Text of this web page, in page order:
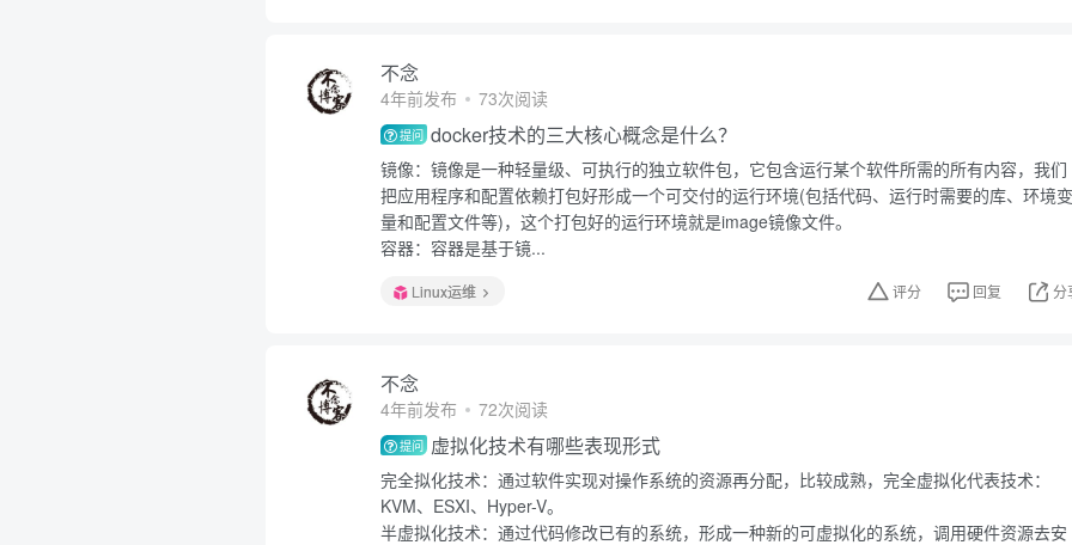
不念
4年前发布 73次阅读
提问 docker技术的三大核心概念是什么？
镜像：镜像是一种轻量级、可执行的独立软件包，它包含运行某个软件所需的所有内容，我们
把应用程序和配置依赖打包好形成一个可交付的运行环境(包括代码、运行时需要的库、环境变
量和配置文件等)，这个打包好的运行环境就是image镜像文件。
容器：容器是基于镜...
Linux运维 评分 回复 分
不念
4年前发布 72次阅读
提问 虚拟化技术有哪些表现形式
完全拟化技术：通过软件实现对操作系统的资源再分配，比较成熟，完全虚拟化代表技术：
KVM、ESXI、Hyper-V。
半虚拟化技术：通过代码修改已有的系统，形成一种新的可虚拟化的系统，调用硬件资源去安